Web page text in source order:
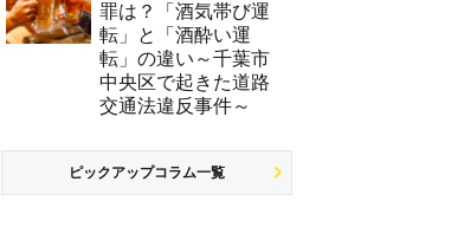
罪は？「酒気帯び運
転」と「酒酔い運
転」の違い～千葉市
中央区で起きた道路
交通法違反事件～
ピックアップコラム一覧